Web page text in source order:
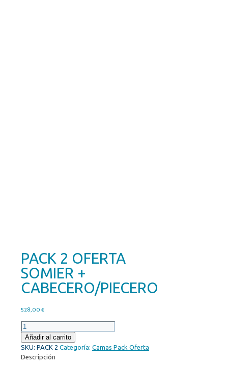
PACK 2 OFERTA
SOMIER +
CABECERO/PIECERO
528,00 €
PACK
2
OFERTA
SOMIER
Añadir al carrito
SKU: PACK 2 Categoría: Camas Pack Oferta
Descripción